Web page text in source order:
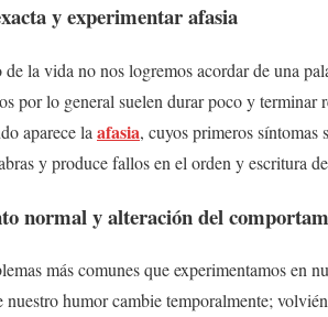
y experimentar afasia
la vida no nos logremos acordar de una
por lo general suelen durar poco y terminar
aparece la afasia, cuyos primeros síntomas
y produce fallos en el orden y escritura
normal y alteración del
más comunes que experimentamos en
nuestro humor cambie temporalmente;